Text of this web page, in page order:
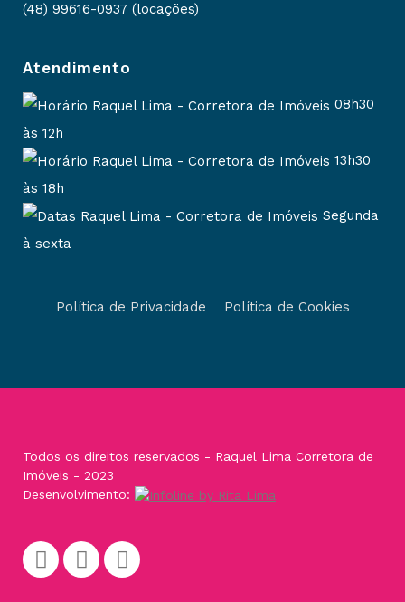
(48) 99616-0937 (locações)
Atendimento
08h30
às 12h
13h30
às 18h
Segunda
à sexta
Política de Privacidade Política de Cookies
Todos os direitos reservados - Raquel Lima Corretora de
Imóveis - 2023
Desenvolvimento: